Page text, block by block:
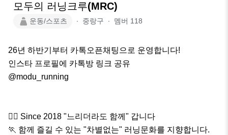
모두의 러닝크루(MRC)
운동/스포츠 ∙ 중랑구 ∙ 멤버 118
26년 하반기부터 카톡오픈채팅으로 운영합니다!
인스타 프로필에 카톡방 링크 공유
@modu_running
🏃‍♂️ Since 2018 "느리더라도 함께" 갑니다
🏃 함께 즐길 수 있는 "차별없는" 러닝문화를 지향합니다.